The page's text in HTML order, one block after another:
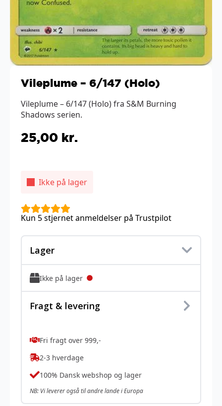
Vileplume – 6/147 (Holo)
Vileplume – 6/147 (Holo) fra S&M Burning
Shadows serien.
25,00 kr.
Ikke på lager
Kun 5 stjernet anmeldelser på Trustpilot
Lager
Ikke på lager
Fragt & levering
Fri fragt over 999,-
2-3 hverdage
100% Dansk webshop og lager
NB: Vi leverer også til andre lande i Europa